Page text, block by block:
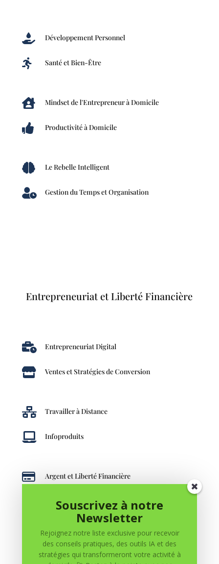
 Développement Personnel
 Santé et Bien-Être
 Mindset de l'Entrepreneur à Domicile
 Productivité à Domicile
 Le Rebelle Intelligent
 Gestion du Temps et Organisation
Entrepreneuriat et Liberté Financière
 Entrepreneuriat Digital
 Ventes et Stratégies de Conversion
 Travailler à Distance
 Infoproduits
 Argent et Liberté Financière
Souscrivez à notre
Newsletter
Rejoignez notre liste exclusive pour recevoir
des conseils pratiques, des outils IA et des
stratégies qui transformeront votre activité à